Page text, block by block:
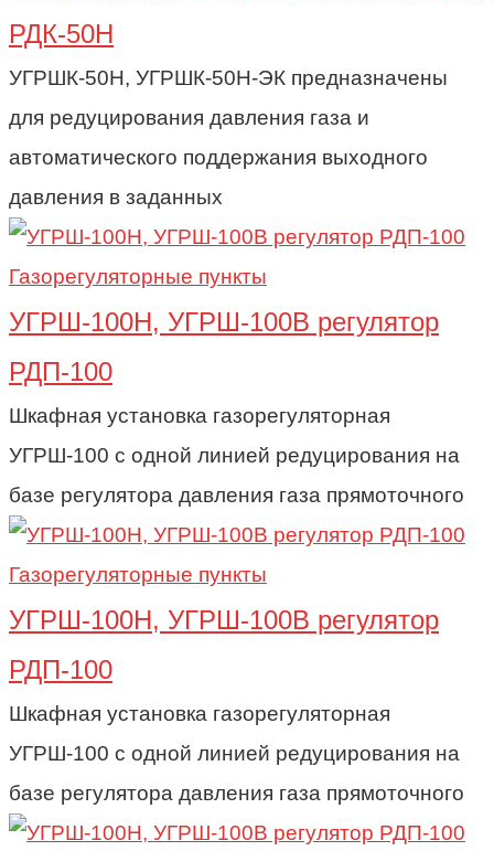
РДК-50Н
УГРШК-50Н, УГРШК-50Н-ЭК предназначены
для редуцирования давления газа и
автоматического поддержания выходного
давления в заданных
Газорегуляторные пункты
УГРШ-100Н, УГРШ-100В регулятор
РДП-100
Шкафная установка газорегуляторная
УГРШ-100 с одной линией редуцирования на
базе регулятора давления газа прямоточного
Газорегуляторные пункты
УГРШ-100Н, УГРШ-100В регулятор
РДП-100
Шкафная установка газорегуляторная
УГРШ-100 с одной линией редуцирования на
базе регулятора давления газа прямоточного